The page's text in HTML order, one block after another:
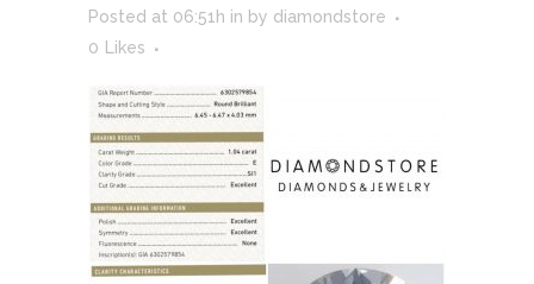
Posted at 06:51h in by diamondstore
0
Likes